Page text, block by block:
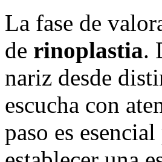
La fase de
de rinoplastia.
nariz desde
escucha con
paso es